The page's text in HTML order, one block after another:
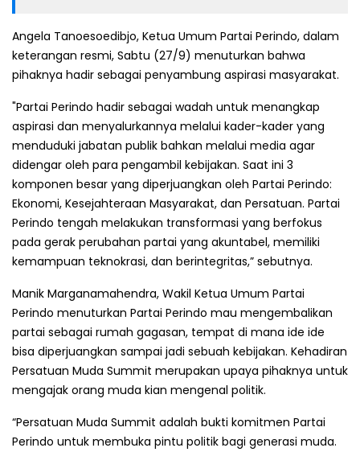
Angela Tanoesoedibjo, Ketua Umum Partai Perindo, dalam
keterangan resmi, Sabtu (27/9) menuturkan bahwa
pihaknya hadir sebagai penyambung aspirasi masyarakat.
"Partai Perindo hadir sebagai wadah untuk menangkap
aspirasi dan menyalurkannya melalui kader-kader yang
menduduki jabatan publik bahkan melalui media agar
didengar oleh para pengambil kebijakan. Saat ini 3
komponen besar yang diperjuangkan oleh Partai Perindo:
Ekonomi, Kesejahteraan Masyarakat, dan Persatuan. Partai
Perindo tengah melakukan transformasi yang berfokus
pada gerak perubahan partai yang akuntabel, memiliki
kemampuan teknokrasi, dan berintegritas,” sebutnya.
Manik Marganamahendra, Wakil Ketua Umum Partai
Perindo menuturkan Partai Perindo mau mengembalikan
partai sebagai rumah gagasan, tempat di mana ide ide
bisa diperjuangkan sampai jadi sebuah kebijakan. Kehadiran
Persatuan Muda Summit merupakan upaya pihaknya untuk
mengajak orang muda kian mengenal politik.
“Persatuan Muda Summit adalah bukti komitmen Partai
Perindo untuk membuka pintu politik bagi generasi muda.